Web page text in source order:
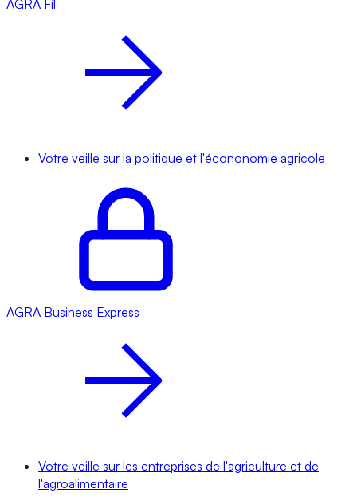
AGRA Fil
Votre veille sur la politique et l'écononomie agricole
AGRA Business Express
Votre veille sur les entreprises de l'agriculture et de
l'agroalimentaire